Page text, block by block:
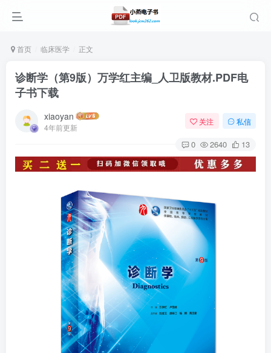
首页 临床医学 正文
诊断学（第9版）万学红主编_人卫版教材.PDF电
子书下载
xiaoyan
4年前更新
关注 私信
0 2640 13